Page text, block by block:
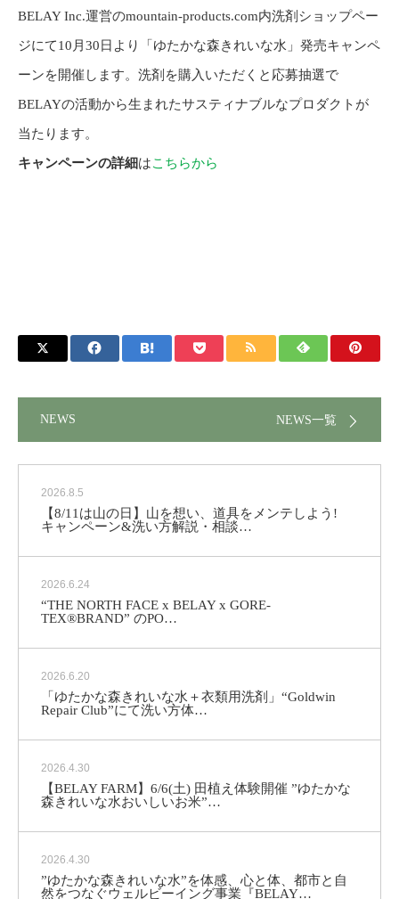
BELAY Inc.運営のmountain-products.com内洗剤ショップペー
ジにて10月30日より「ゆたかな森きれいな水」発売キャンペ
ーンを開催します。洗剤を購入いただくと応募抽選で
BELAYの活動から生まれたサスティナブルなプロダクトが
当たります。
キャンペーンの詳細はこちらから
NEWS NEWS一覧
2026.8.5
【8/11は山の日】山を想い、道具をメンテしよう!
キャンペーン&洗い方解説・相談…
2026.6.24
“THE NORTH FACE x BELAY x GORE-
TEX®BRAND” のPO…
2026.6.20
「ゆたかな森きれいな水＋衣類用洗剤」“Goldwin
Repair Club”にて洗い方体…
2026.4.30
【BELAY FARM】6/6(土) 田植え体験開催 ”ゆたかな
森きれいな水おいしいお米”…
2026.4.30
”ゆたかな森きれいな水”を体感、心と体、都市と自
然をつなぐウェルビーイング事業『BELAY…